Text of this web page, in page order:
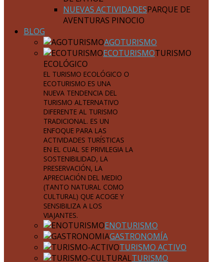
NUEVAS ACTIVIDADESPARQUE DE
AVENTURAS PINOCIO
BLOG
AGOTURISMO
ECOTURISMOTURISMO
ECOLÓGICO
EL TURISMO ECOLÓGICO O
ECOTURISMO ES UNA
NUEVA TENDENCIA DEL
TURISMO ALTERNATIVO
DIFERENTE AL TURISMO
TRADICIONAL. ES UN
ENFOQUE PARA LAS
ACTIVIDADES TURÍSTICAS
EN EL CUAL SE PRIVILEGIA LA
SOSTENIBILIDAD, LA
PRESERVACIÓN, LA
APRECIACIÓN DEL MEDIO
(TANTO NATURAL COMO
CULTURAL) QUE ACOGE Y
SENSIBILIZA A LOS
VIAJANTES.
ENOTURISMO
GASTRONOMÍA
TURISMO ACTIVO
TURISMO